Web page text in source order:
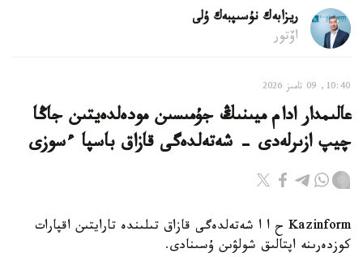
ريزابەك نۇسىپبەك ۇلى
اۆتور
10:40, 09 تامىز 2026
عالىمدار ادام ميىنىڭ جۇمىسىن مودەلدەيتىن جاڭا
چيپ ازىرلەدى - شەتەلدەگى قازاق باسپا ءسوزى
Kazinform ح ا ا شەتەلدەگى قازاق تىلىندە تارايتىن اقپارات
كوزدەرىنە اپتالىق شولۋىن ۇسىنادى.